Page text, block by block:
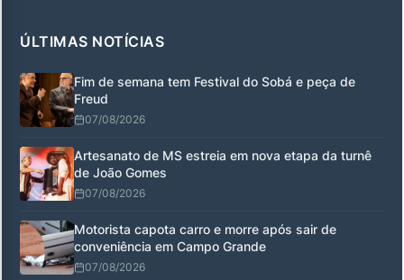
ÚLTIMAS NOTÍCIAS
Fim de semana tem Festival do Sobá e peça de
Freud
07/08/2026
Artesanato de MS estreia em nova etapa da turnê
de João Gomes
07/08/2026
Motorista capota carro e morre após sair de
conveniência em Campo Grande
07/08/2026